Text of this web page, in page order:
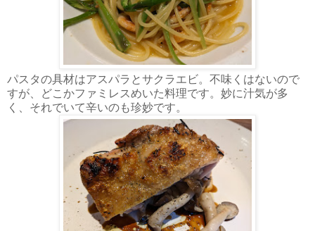
パスタの具材はアスパラとサクラエビ。不味くはないので
すが、どこかファミレスめいた料理です。妙に汁気が多
く、それでいて辛いのも珍妙です。